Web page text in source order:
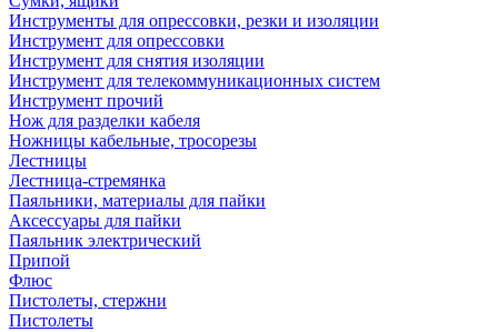
Инструменты для опрессовки, резки и изоляции
Инструмент для опрессовки
Инструмент для снятия изоляции
Инструмент для телекоммуникационных систем
Инструмент прочий
Нож для разделки кабеля
Ножницы кабельные, тросорезы
Лестницы
Лестница-стремянка
Паяльники, материалы для пайки
Аксессуары для пайки
Паяльник электрический
Припой
Флюс
Пистолеты, стержни
Пистолеты